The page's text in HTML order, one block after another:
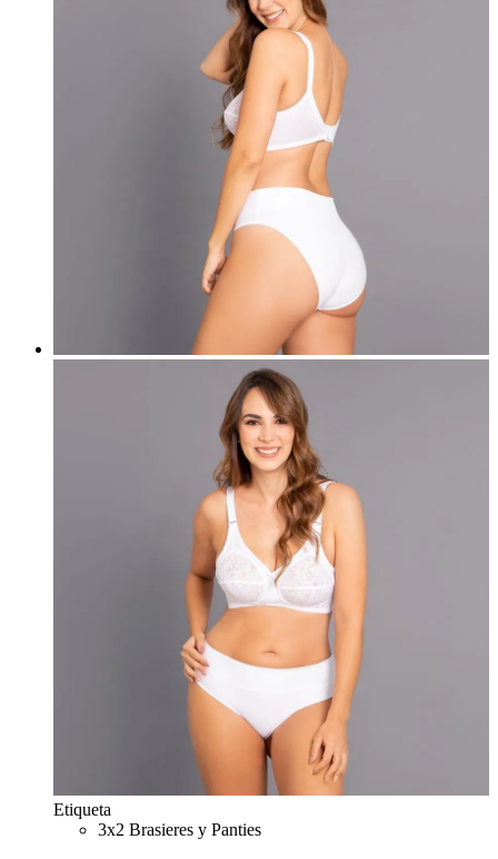
Etiqueta
3x2 Brasieres y Panties